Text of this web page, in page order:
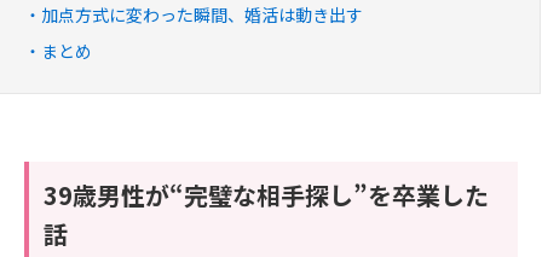
加点方式に変わった瞬間、婚活は動き出す
まとめ
39歳男性が“完璧な相手探し”を卒業した
話